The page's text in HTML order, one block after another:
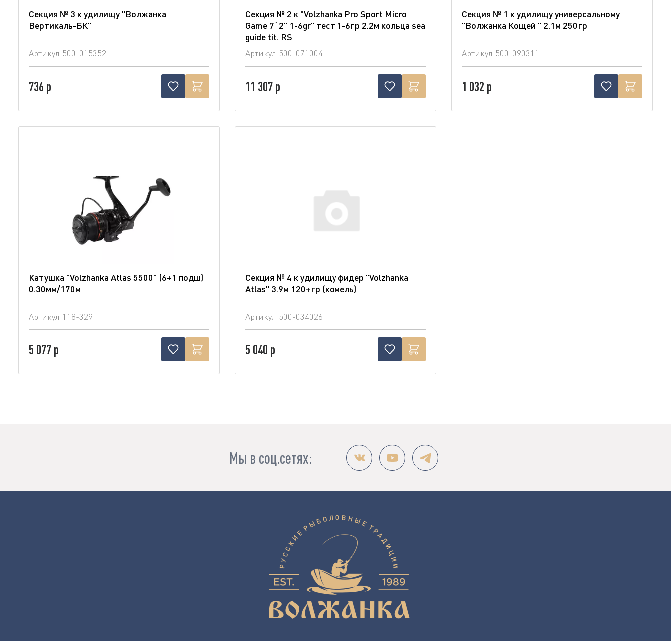
Секция № 3 к удилищу "Волжанка
Вертикаль-БК"
Артикул 500-015352
736 р
Секция № 2 к "Volzhanka Pro Sport Micro
Game 7`2" 1-6gr" тест 1-6гр 2.2м кольца sea
guide tit. RS
Артикул 500-071004
11 307 р
Секция № 1 к удилищу универсальному
"Волжанка Кощей " 2.1м 250гр
Артикул 500-090311
1 032 р
Катушка "Volzhanka Atlas 5500" (6+1 подш)
0.30мм/170м
Артикул 118-329
5 077 р
Секция № 4 к удилищу фидер "Volzhanka
Atlas" 3.9м 120+гр (комель)
Артикул 500-034026
5 040 р
Мы в соц.сетях: